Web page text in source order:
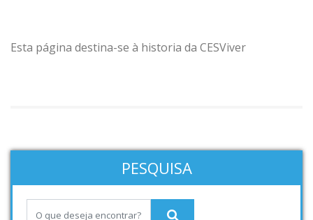
Esta página destina-se à historia da CESViver
PESQUISA